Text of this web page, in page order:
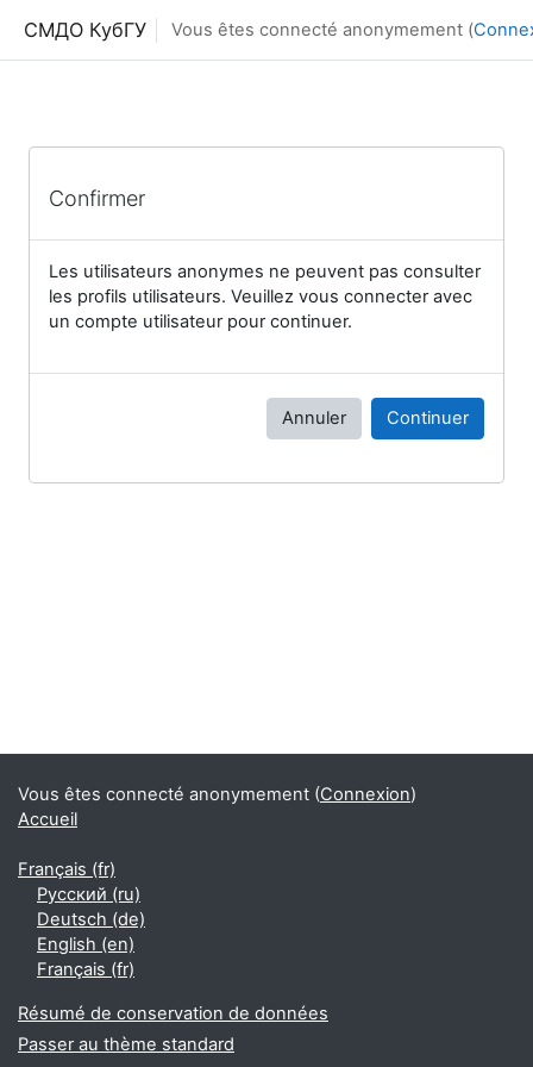
СМДО КубГУ Vous êtes connecté anonymement (
Confirmer
Les utilisateurs anonymes ne peuvent pas consulter
les profils utilisateurs. Veuillez vous connecter avec
un compte utilisateur pour continuer.
Annuler Continuer
Vous êtes connecté anonymement (Connexion)
Accueil
Français ‎(fr)‎
Русский ‎(ru)‎
Deutsch ‎(de)‎
English ‎(en)‎
Français ‎(fr)‎
Résumé de conservation de données
Passer au thème standard